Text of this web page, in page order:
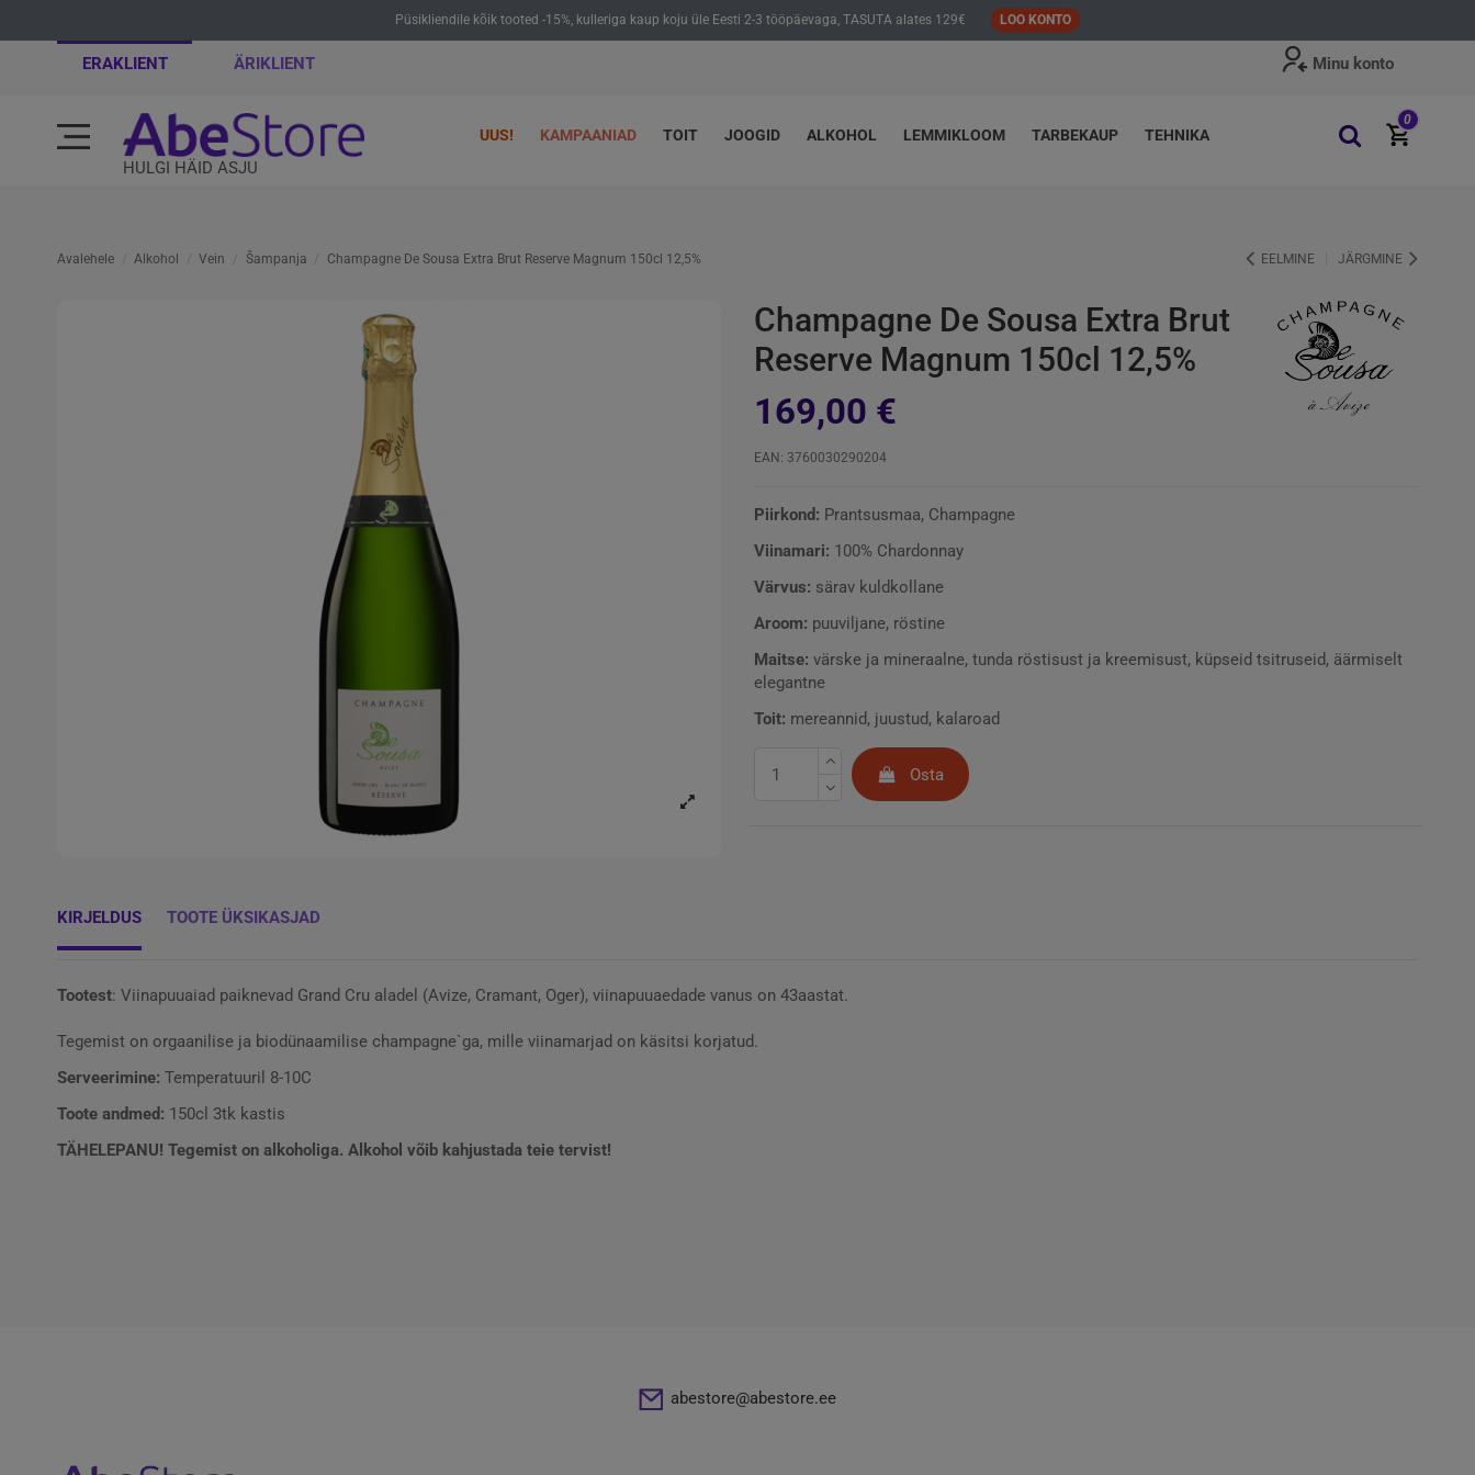
Püsikliendile kõik tooted -15%, kulleriga kaup koju üle Eesti 2-3 tööpäevaga, TASUTA alates 129€ LOO KONTO
ERAKLIENT ÄRIKLIENT Minu konto
HULGI HÄID ASJU
UUS! KAMPAANIAD TOIT JOOGID ALKOHOL LEMMIKLOOM TARBEKAUP TEHNIKA
0
Avalehele Alkohol Vein Šampanja Champagne De Sousa Extra Brut Reserve Magnum 150cl 12,5% EELMINE JÄRGMINE
Champagne De Sousa Extra Brut
Reserve Magnum 150cl 12,5%
169,00 €
EAN: 3760030290204
Piirkond: Prantsusmaa, Champagne
Viinamari: 100% Chardonnay
Värvus: särav kuldkollane
Aroom: puuviljane, röstine
Maitse: värske ja mineraalne, tunda röstisust ja kreemisust, küpseid tsitruseid, äärmiselt
elegantne
Toit: mereannid, juustud, kalaroad
Osta
KIRJELDUS TOOTE ÜKSIKASJAD
Tootest: Viinapuuaiad paiknevad Grand Cru aladel (Avize, Cramant, Oger), viinapuuaedade vanus on 43aastat.
Tegemist on orgaanilise ja biodünaamilise champagne`ga, mille viinamarjad on käsitsi korjatud.
Serveerimine: Temperatuuril 8-10C
Toote andmed: 150cl 3tk kastis
TÄHELEPANU! Tegemist on alkoholiga. Alkohol võib kahjustada teie tervist!
abestore@abestore.ee